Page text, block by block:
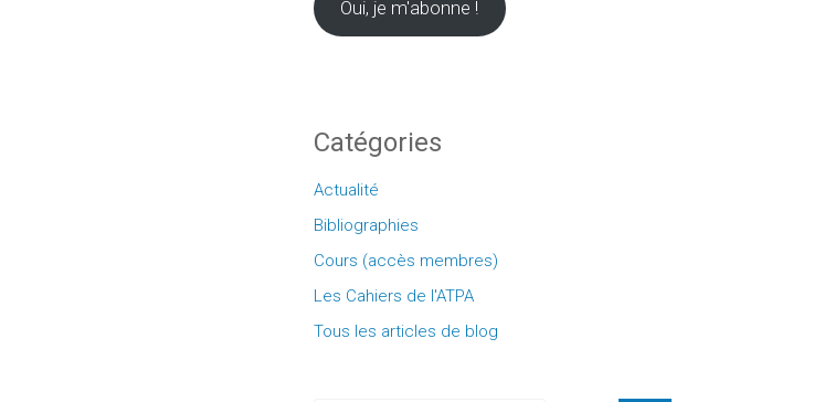
Oui, je m'abonne !
Catégories
Actualité
Bibliographies
Cours (accès membres)
Les Cahiers de l'ATPA
Tous les articles de blog